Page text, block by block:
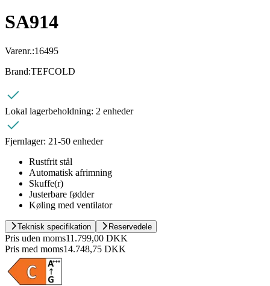
SA914
Varenr.:16495
Brand:TEFCOLD
Lokal lagerbeholdning: 2 enheder
Fjernlager: 21-50 enheder
Rustfrit stål
Automatisk afrimning
Skuffe(r)
Justerbare fødder
Køling med ventilator
Teknisk specifikation Reservedele
Pris uden moms11.799,00 DKK
Pris med moms14.748,75 DKK